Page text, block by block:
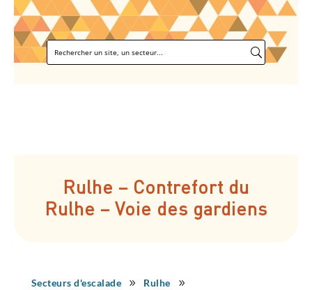
Rulhe – Contrefort du
Rulhe – Voie des gardiens
Secteurs d'escalade 9 Rulhe 9